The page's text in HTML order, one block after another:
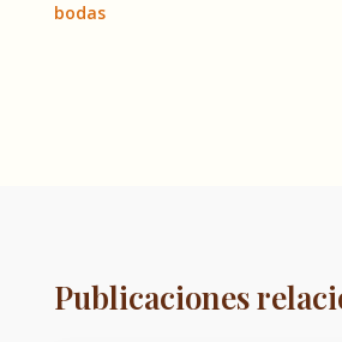
bodas
Publicaciones